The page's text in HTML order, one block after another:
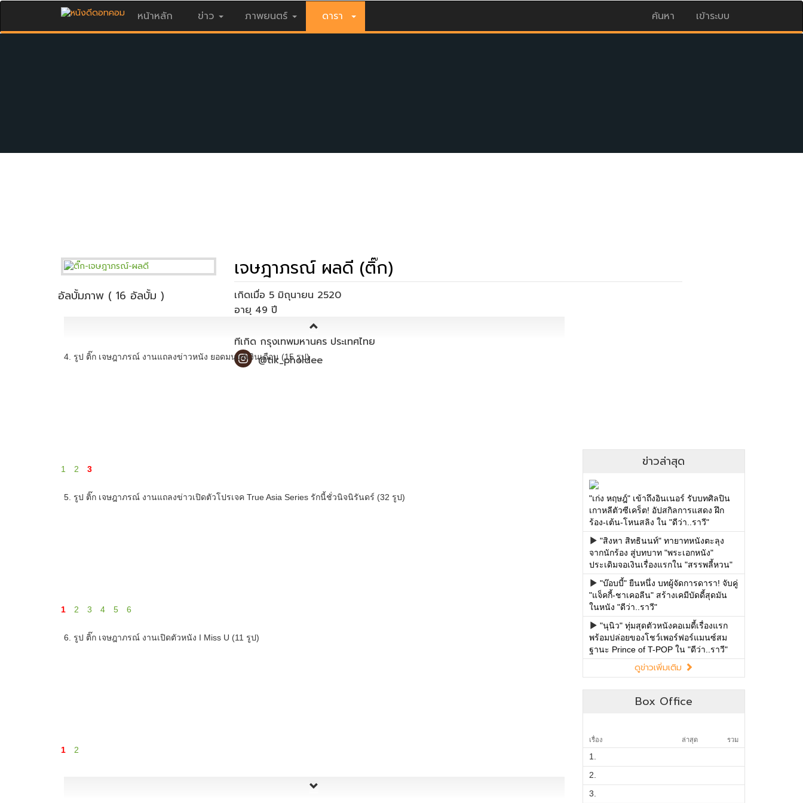
หน้าหลัก ข่าว ภาพยนตร์ ดารา ค้นหา เข้าระบบ
เจษฎาภรณ์ ผลดี (ติ๊ก)
เกิดเมื่อ 5 มิถุนายน 2520
ที่เกิด กรุงเทพมหานคร ประเทศไทย
@tik_pholdee
อัลบั้มภาพ ( 16 อัลบั้ม )
4. รูป ติ๊ก เจษฎาภรณ์ งานแถลงข่าวหนัง ยอดมนุษย์เงินเดือน (15 รูป)
1 2 3
5. รูป ติ๊ก เจษฎาภรณ์ งานแถลงข่าวเปิดตัวโปรเจค True Asia Series รักนี้ชั่วนิจนิรันดร์ (32 รูป)
1 2 3 4 5 6
6. รูป ติ๊ก เจษฎาภรณ์ งานเปิดตัวหนัง I Miss U (11 รูป)
1 2
ข่าวล่าสุด
"เก่ง หฤษฎ์" เข้าถึงอินเนอร์ รับบทศิลปิน
เกาหลีตัวซีเคร็ต! อัปสกิลการแสดง ฝึก
ร้อง-เต้น-โหนสลิง ใน "ดีว่า..ราวี"
"สิงหา สิทธินนท์" ทายาทหนังตะลุง
จากนักร้อง สู่บทบาท "พระเอกหนัง"
ประเดิมจอเงินเรื่องแรกใน "สรรพลี้หวน"
"บ๊อบบี้" ยืนหนึ่ง บทผู้จัดการดารา! จับคู่
"แจ็คกี้-ชาเคอลีน" สร้างเคมีบัดดี้สุดมัน
ในหนัง "ดีว่า..ราวี"
"นุนิว" ทุ่มสุดตัวหนังคอเมดี้เรื่องแรก
พร้อมปล่อยของโชว์เพอร์ฟอร์แมนซ์สม
ฐานะ Prince of T-POP ใน "ดีว่า..ราวี"
ดูข่าวเพิ่มเติม
Box Office
เรื่อง ล่าสุด รวม
1.
2.
3.